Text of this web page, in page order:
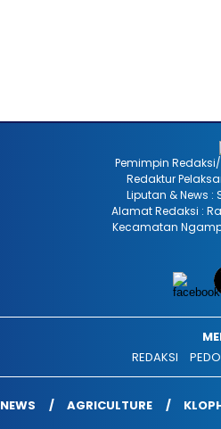
Pemimpin
Redaktur
Liputan & News
Alamat Redaksi :
Kecamatan
REDAKSI
NEWS AGRICULTURE